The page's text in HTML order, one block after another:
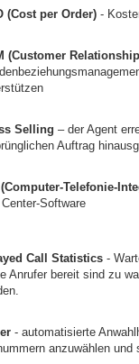
(Cost per Order) -
(Customer
Selling – der Agent
Auftrag
Telefonie-
Software
Call Statistics -
Anrufer bereit sind zu
- automatisierte
anzuwählen